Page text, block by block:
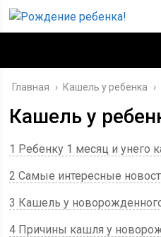
Главная › Кашель у ребенка ›
Кашель у
1 Ребенку 1 месяц и унего
2 Самые интересные
3 Кашель у
4 Причины кашля у